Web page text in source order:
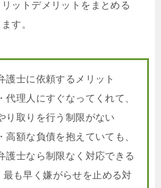
ットデメリットをまとめる
す。
護士に依頼するメリット
・代理人にすぐなってくれて、
り取りを行う制限がない
・高額な負債を抱えていても、
護士なら制限なく対応できる
最も早く嫌がらせを止める対